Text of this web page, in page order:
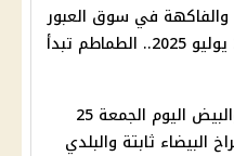
والفاكهة في سوق العبور
اليوم الجمعة 25 يوليو 2025.. الطماطم تبدأ
أسعار الدواجن والبيض اليوم الجمعة 25
الفراخ البيضاء ثابتة والبلدي